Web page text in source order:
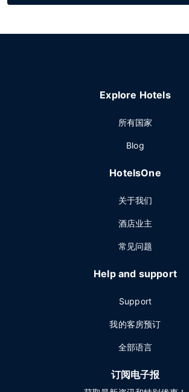
Explore Hotels
所有国家
Blog
HotelsOne
关于我们
酒店业主
常见问题
Help and support
Support
我的客房预订
全部语言
订阅电子报